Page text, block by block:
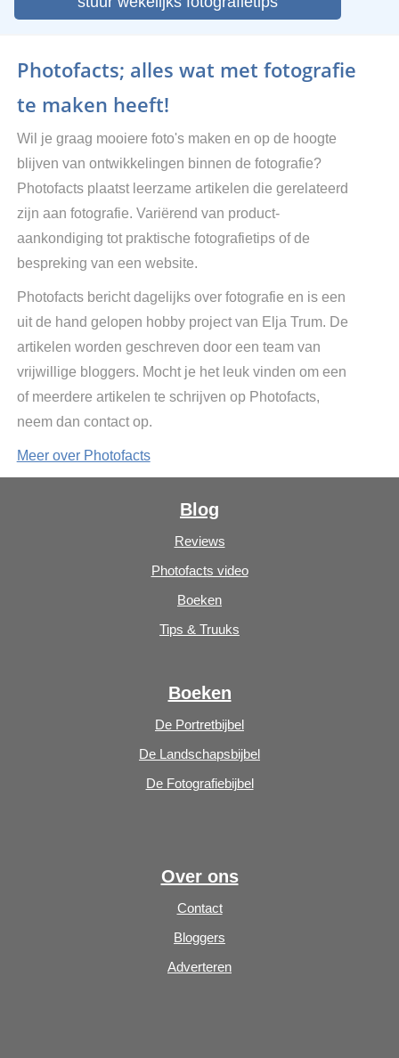
Photofacts; alles wat met fotografie
te maken heeft!
Wil je graag mooiere foto's maken en op de hoogte
blijven van ontwikkelingen binnen de fotografie?
Photofacts plaatst leerzame artikelen die gerelateerd
zijn aan fotografie. Variërend van product-
aankondiging tot praktische fotografietips of de
bespreking van een website.
Photofacts bericht dagelijks over fotografie en is een
uit de hand gelopen hobby project van Elja Trum. De
artikelen worden geschreven door een team van
vrijwillige bloggers. Mocht je het leuk vinden om een
of meerdere artikelen te schrijven op Photofacts,
neem dan contact op.
Meer over Photofacts
Blog
Reviews
Photofacts video
Boeken
Tips & Truuks
Boeken
De Portretbijbel
De Landschapsbijbel
De Fotografiebijbel
Over ons
Contact
Bloggers
Adverteren